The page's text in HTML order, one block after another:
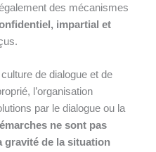
des mécanismes
impartial et
de dialogue et de
l’organisation
par le dialogue ou la
ne sont pas
gravité de la situation